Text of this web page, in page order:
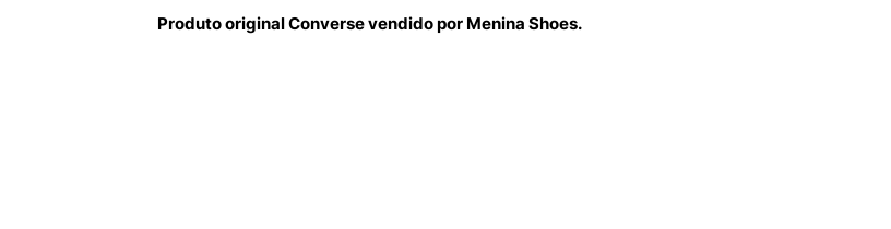
Produto original Converse vendido por Menina Shoes.